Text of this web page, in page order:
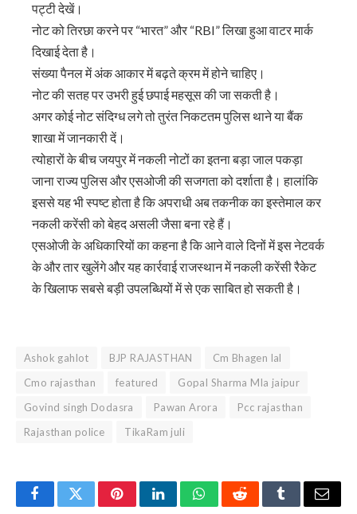
पट्टी देखें।
नोट को तिरछा करने पर “भारत” और “RBI” लिखा हुआ वाटर मार्क
दिखाई देता है।
संख्या पैनल में अंक आकार में बढ़ते क्रम में होने चाहिए।
नोट की सतह पर उभरी हुई छपाई महसूस की जा सकती है।
अगर कोई नोट संदिग्ध लगे तो तुरंत निकटतम पुलिस थाने या बैंक
शाखा में जानकारी दें।
त्योहारों के बीच जयपुर में नकली नोटों का इतना बड़ा जाल पकड़ा
जाना राज्य पुलिस और एसओजी की सजगता को दर्शाता है। हालांकि
इससे यह भी स्पष्ट होता है कि अपराधी अब तकनीक का इस्तेमाल कर
नकली करेंसी को बेहद असली जैसा बना रहे हैं।
एसओजी के अधिकारियों का कहना है कि आने वाले दिनों में इस नेटवर्क
के और तार खुलेंगे और यह कार्रवाई राजस्थान में नकली करेंसी रैकेट
के खिलाफ सबसे बड़ी उपलब्धियों में से एक साबित हो सकती है।
Ashok gahlot BJP RAJASTHAN
Cm Bhagen lal
Cmo rajasthan
featured
Gopal Sharma Mla jaipur
Govind singh Dodasra
Pawan Arora
Pcc rajasthan
Rajasthan police
TikaRam juli
FacebookTwitterPinterestLinkedInWhatsAppRedditTumblrEmail